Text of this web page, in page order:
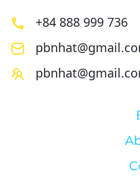
+84 888 999 736